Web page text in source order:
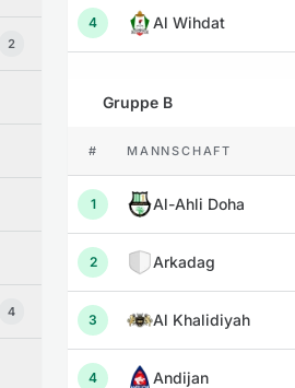
2
4
4 Al Wihdat
Gruppe B
# MANNSCHAFT
1 Al-Ahli Doha
2 Arkadag
3 Al Khalidiyah
4 Andijan